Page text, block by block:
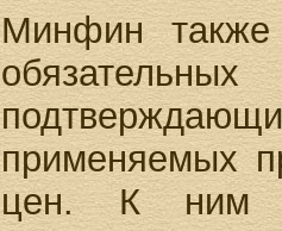
Минфин также
применяемых
цен. К ним